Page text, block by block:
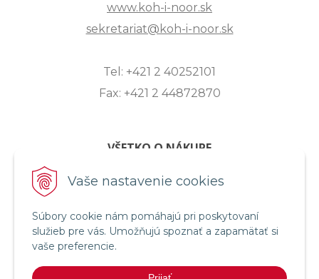
Vaše nastavenie cookies
Súbory cookie nám pomáhajú pri poskytovaní
služieb pre vás. Umožňujú spoznať a zapamätať si
vaše preferencie.
www.koh-i-noor.sk
sekretariat@koh-i-noor.sk
Tel: +421 2 40252101
Fax: +421 2 44872870
VŠETKO O NÁKUPE
ZASLANIE OTÁZKY
OBCHODNÉ PODMIENKY
REKLAMAČNÝ PORIADOK